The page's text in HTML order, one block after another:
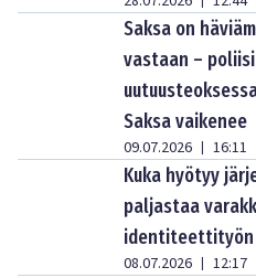
Saksa on
vastaan –
Saksa vaikenee
09.07.2026 | 16:11
Kuka hyötyy
paljastaa
08.07.2026 | 12:17